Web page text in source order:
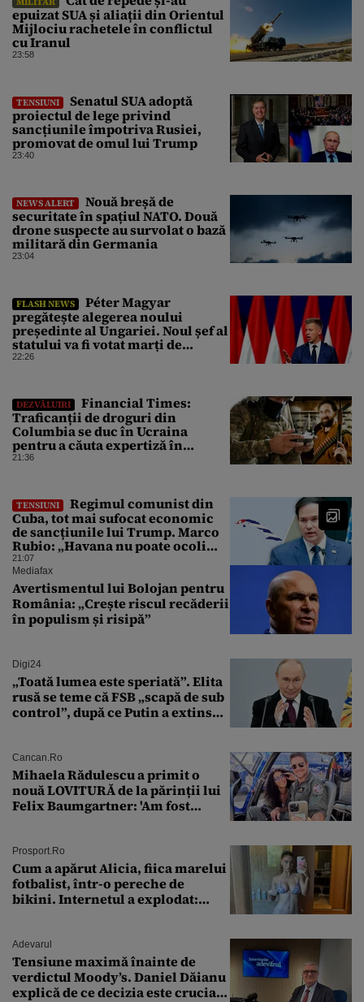
epuizat SUA și aliații din Orientul
Mijlociu rachetele în conflictul
cu Iranul
23:58
TENSIUNI
Senatul SUA adoptă
proiectul de lege privind
sancțiunile împotriva Rusiei,
promovat de omul lui Trump
23:40
NEWS ALERT
Nouă breșă de
securitate în spațiul NATO. Două
drone suspecte au survolat o bază
militară din Germania
23:04
FLASH NEWS
Péter Magyar
pregătește alegerea noului
președinte al Ungariei. Noul șef al
statului va fi votat marți de
Parlament
22:26
DEZVĂLUIRI
Financial Times:
Traficanții de droguri din
Columbia se duc în Ucraina
pentru a căuta expertiză în
domeniul dronelor
21:36
TENSIUNI
Regimul comunist din
Cuba, tot mai sufocat economic
de sancțiunile lui Trump. Marco
Rubio: „Havana nu poate ocoli
sancțiunile prin mimat reforme”
21:07
Mediafax
Avertismentul lui Bolojan pentru
România: „Crește riscul recăderii
în populism și risipă”
Digi24
„Toată lumea este speriată”. Elita
rusă se teme că FSB „scapă de sub
control”, după ce Putin a extins
Cancan.ro
Mihaela Rădulescu a primit o
nouă LOVITURĂ de la părinții lui
Felix Baumgartner: 'Am fost
Prosport.ro
Cum a apărut Alicia, fiica marelui
fotbalist, într-o pereche de
bikini. Internetul a explodat:
Adevarul
Tensiune maximă înainte de
verdictul Moody’s. Daniel Dăianu
explică de ce decizia este crucială